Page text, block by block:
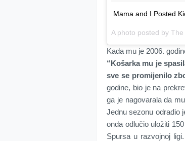
Mama and I Posted
A photo posted by
Kada mu je 2006.
“Košarka mu je
sve se promijenilo
godine, bio je na
ga je nagovarala da
Jednu sezonu odradio
onda odlučio uložiti
Spursa u razvojnoj